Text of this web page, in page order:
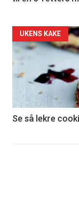
Forsiden
akkurat
nå
6
UKENS KAKE
Se så lekre